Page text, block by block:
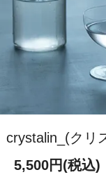
crystalin_(クリ
5,500円(税込)